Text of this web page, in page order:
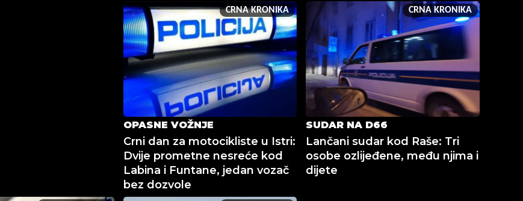
CRNA KRONIKA
OPASNE VOŽNJE
Crni dan za motocikliste u Istri:
Dvije prometne nesreće kod
Labina i Funtane, jedan vozač
bez dozvole
CRNA KRONIKA
SUDAR NA D66
Lančani sudar kod Raše: Tri
osobe ozlijeđene, među njima i
dijete